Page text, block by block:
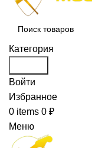
Категория
Войти
Избранное
0 items 0 ₽
Меню